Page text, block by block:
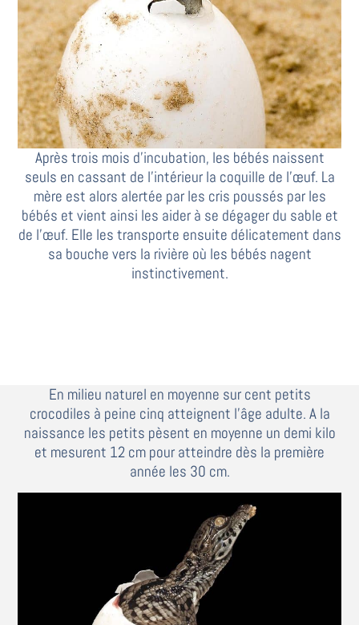
Après trois mois d’incubation, les bébés naissent
seuls en cassant de l’intérieur la coquille de l’œuf. La
mère est alors alertée par les cris poussés par les
bébés et vient ainsi les aider à se dégager du sable et
de l’œuf. Elle les transporte ensuite délicatement dans
sa bouche vers la rivière où les bébés nagent
instinctivement.
En milieu naturel en moyenne sur cent petits
crocodiles à peine cinq atteignent l’âge adulte. A la
naissance les petits pèsent en moyenne un demi kilo
et mesurent 12 cm pour atteindre dès la première
année les 30 cm.